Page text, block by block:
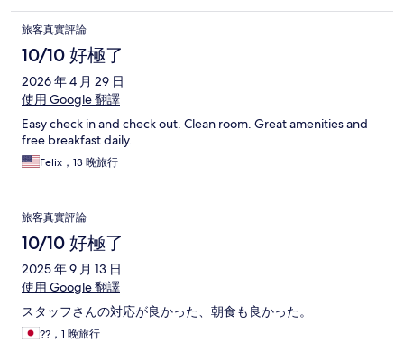
旅客真實評論
10/10 好極了
2026 年 4 月 29 日
使用 Google 翻譯
Easy check in and check out. Clean room. Great amenities and
free breakfast daily.
Felix，13 晚旅行
旅客真實評論
10/10 好極了
2025 年 9 月 13 日
使用 Google 翻譯
スタッフさんの対応が良かった、朝食も良かった。
??，1 晚旅行